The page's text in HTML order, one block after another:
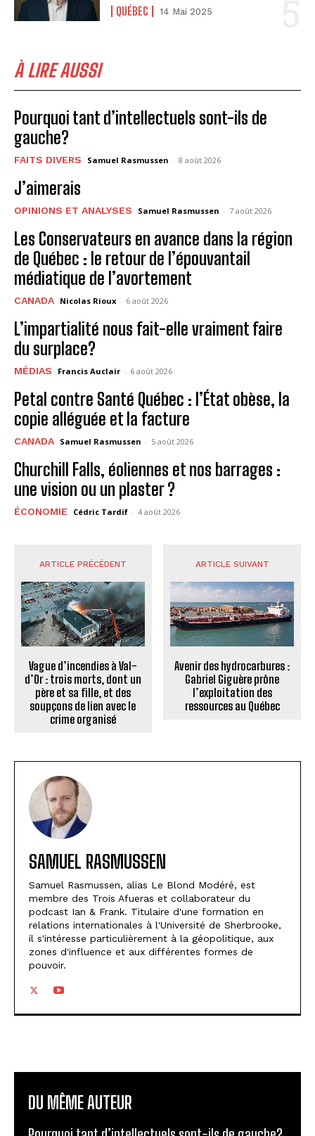
QUÉBEC 14 Mai 2025
À LIRE AUSSI
Pourquoi tant d’intellectuels sont-ils de
gauche?
FAITS DIVERS Samuel Rasmussen - 8 août 2026
J’aimerais
OPINIONS ET ANALYSES Samuel Rasmussen - 7 août 2026
Les Conservateurs en avance dans la région
de Québec : le retour de l’épouvantail
médiatique de l’avortement
CANADA Nicolas Rioux - 6 août 2026
L’impartialité nous fait-elle vraiment faire
du surplace?
MÉDIAS Francis Auclair - 6 août 2026
Petal contre Santé Québec : l’État obèse, la
copie alléguée et la facture
CANADA Samuel Rasmussen - 5 août 2026
Churchill Falls, éoliennes et nos barrages :
une vision ou un plaster ?
ÉCONOMIE Cédric Tardif - 4 août 2026
ARTICLE PRÉCÉDENT
Vague d’incendies à Val-
d’Or : trois morts, dont un
père et sa fille, et des
soupçons de lien avec le
crime organisé
ARTICLE SUIVANT
Avenir des hydrocarbures :
Gabriel Giguère prône
l’exploitation des
ressources au Québec
SAMUEL RASMUSSEN
Samuel Rasmussen, alias Le Blond Modéré, est
membre des Trois Afueras et collaborateur du
podcast Ian & Frank. Titulaire d'une formation en
relations internationales à l'Université de Sherbrooke,
il s'intéresse particulièrement à la géopolitique, aux
zones d'influence et aux différentes formes de
pouvoir.
DU MÊME AUTEUR